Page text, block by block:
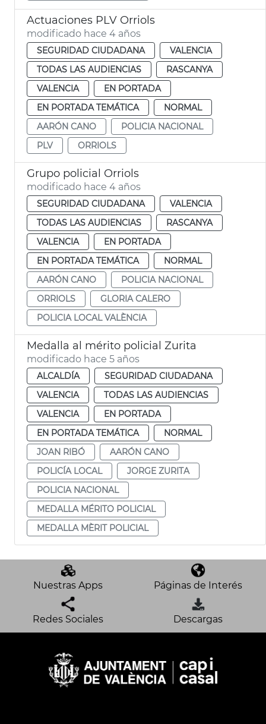
Actuaciones PLV Orriols
modificado hace 4 años
SEGURIDAD CIUDADANA
VALENCIA
TODAS LAS AUDIENCIAS
RASCANYA
VALENCIA
EN PORTADA
EN PORTADA TEMÁTICA
NORMAL
AARÓN CANO
POLICIA NACIONAL
PLV
ORRIOLS
Grupo policial Orriols
modificado hace 4 años
SEGURIDAD CIUDADANA
VALENCIA
TODAS LAS AUDIENCIAS
RASCANYA
VALENCIA
EN PORTADA
EN PORTADA TEMÁTICA
NORMAL
AARÓN CANO
POLICIA NACIONAL
ORRIOLS
GLORIA CALERO
POLICIA LOCAL VALÈNCIA
Medalla al mérito policial Zurita
modificado hace 5 años
ALCALDÍA
SEGURIDAD CIUDADANA
VALENCIA
TODAS LAS AUDIENCIAS
VALENCIA
EN PORTADA
EN PORTADA TEMÁTICA
NORMAL
JOAN RIBÓ
AARÓN CANO
POLICÍA LOCAL
JORGE ZURITA
POLICIA NACIONAL
MEDALLA MÉRITO POLICIAL
MEDALLA MÈRIT POLICIAL
Nuestras Apps Páginas de Interés
Redes Sociales Descargas